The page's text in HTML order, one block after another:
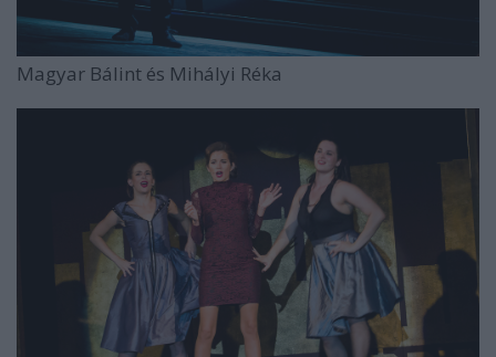
Magyar Bálint és Mihályi Réka